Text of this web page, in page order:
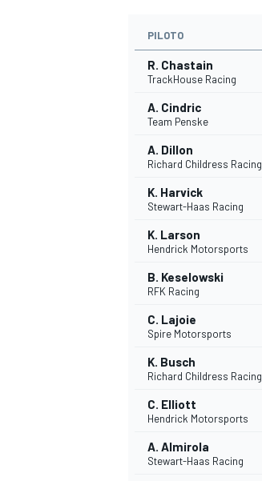
MOTOGP
NASCAR CUP
PILOTO
R. Chastain
TrackHouse Racing
A. Cindric
Team Penske
A. Dillon
Richard Childress Racing
K. Harvick
Stewart-Haas Racing
K. Larson
Hendrick Motorsports
B. Keselowski
RFK Racing
C. Lajoie
Spire Motorsports
K. Busch
Richard Childress Racing
C. Elliott
Hendrick Motorsports
A. Almirola
Stewart-Haas Racing